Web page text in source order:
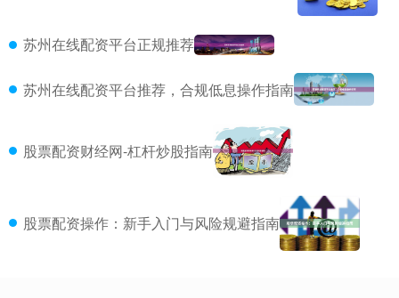
苏州在线配资平台正规推荐
苏州在线配资平台推荐，合规低息操作指南
股票配资财经网-杠杆炒股指南
股票配资操作：新手入门与风险规避指南